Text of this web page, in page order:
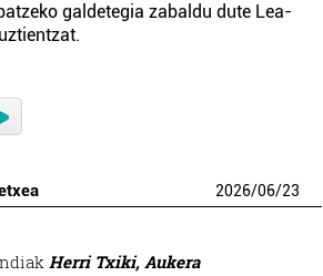
galdetegia zabaldu dute Lea-
2026/06/23
Herri Txiki, Aukera